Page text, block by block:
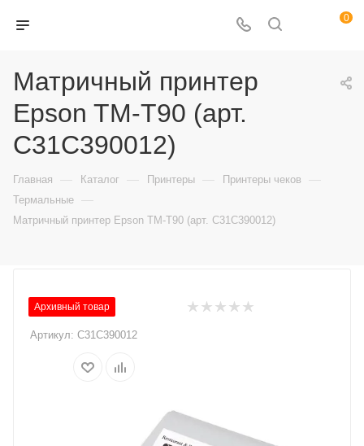
0
Матричный принтер
Epson TM-T90 (арт.
C31C390012)
Главная — Каталог — Принтеры — Принтеры чеков —
Термальные —
Матричный принтер Epson TM-T90 (арт. C31C390012)
Архивный товар
Артикул: C31C390012